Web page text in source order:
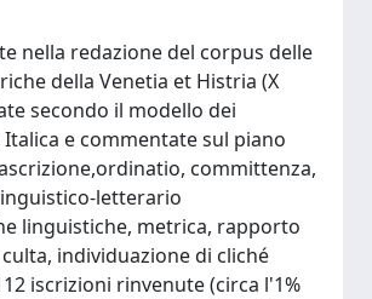
nella redazione del corpus delle
della Venetia et Histria (X
secondo il modello dei
e commentate sul piano
committenza,
letterario
linguistiche, metrica, rapporto
individuazione di cliché
iscrizioni rinvenute (circa l'1%